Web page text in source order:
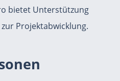
bietet Unterstützung
Projektabwicklung.